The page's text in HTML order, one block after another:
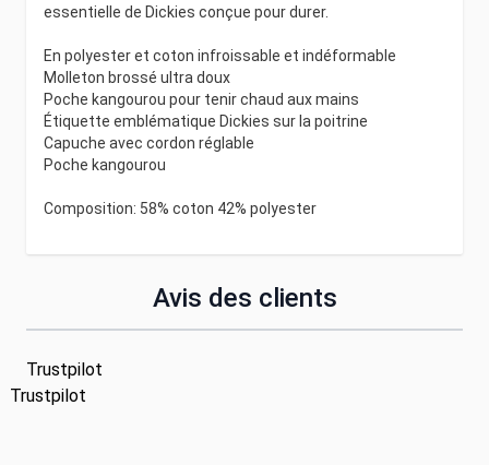
essentielle de Dickies conçue pour durer.
En polyester et coton infroissable et indéformable
Molleton brossé ultra doux
Poche kangourou pour tenir chaud aux mains
Étiquette emblématique Dickies sur la poitrine
Capuche avec cordon réglable
Poche kangourou
Composition: 58% coton 42% polyester
Avis des clients
Trustpilot
Trustpilot